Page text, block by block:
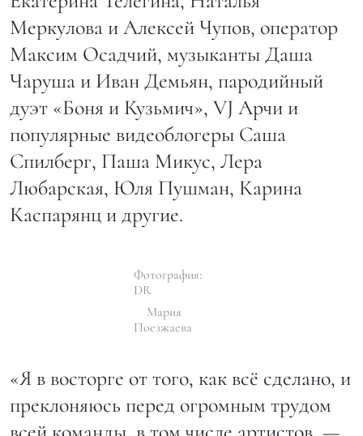
Меркулова и Алексей Чупов, оператор
Максим Осадчий, музыканты Даша
Чаруша и Иван Демьян, пародийный
дуэт «Боня и Кузьмич», VJ Арчи и
популярные видеоблогеры Саша
Спилберг, Паша Микус, Лера
Любарская, Юля Пушман, Карина
Каспарянц и другие.
Фотография:
DR
Мария
Поезжаева
«Я в восторге от того, как всё сделано, и
преклоняюсь перед огромным трудом